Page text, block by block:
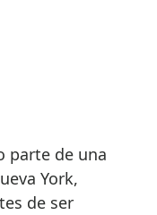
parte de una
York,
de ser